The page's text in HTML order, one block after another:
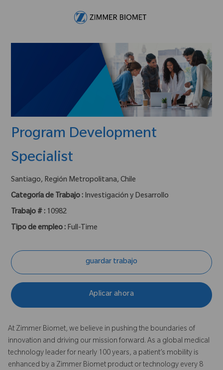
Program Development
Specialist
ubicación :
Santiago, Región Metropolitana, Chile
Categoría de Trabajo : Investigación y Desarrollo
Trabajo # : 10982
Tipo de empleo : Full-Time
guardar trabajo
Aplicar ahora
At Zimmer Biomet, we believe in pushing the boundaries of
innovation and driving our mission forward. As a global medical
technology leader for nearly 100 years, a patient’s mobility is
enhanced by a Zimmer Biomet product or technology every 8